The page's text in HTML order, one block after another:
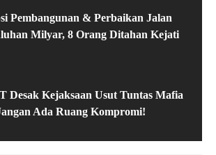
Pembangunan & Perbaikan Jalan
Milyar, 8 Orang Ditahan Kejati
Desak Kejaksaan Usut Tuntas Mafia
Ada Ruang Kompromi!